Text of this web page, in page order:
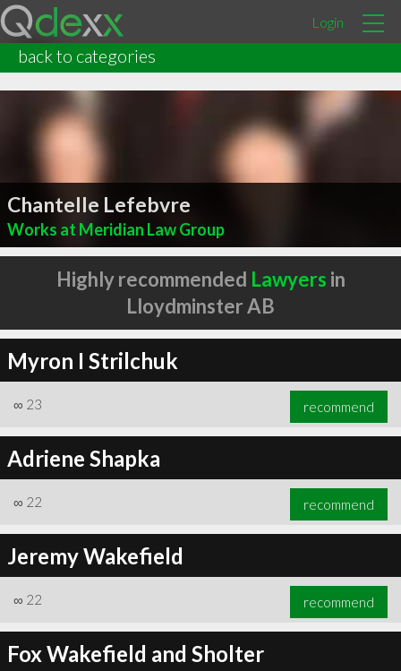
Login
back to categories
Chantelle Lefebvre
Works at Meridian Law Group
Highly recommended Lawyers in
Lloydminster AB
Myron I Strilchuk
∞ 23 recommend
Adriene Shapka
∞ 22 recommend
Jeremy Wakefield
∞ 22 recommend
Fox Wakefield and Sholter